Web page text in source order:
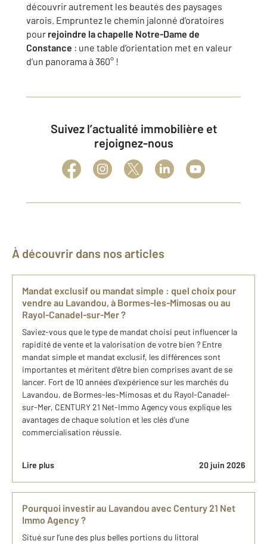
découvrir autrement les beautés des paysages
varois. Empruntez le chemin jalonné d’oratoires
pour rejoindre la chapelle Notre-Dame de
Constance : une table d’orientation met en valeur
d’un panorama à 360° !
Suivez l’actualité immobilière et
rejoignez-nous
À découvrir dans nos articles
Mandat exclusif ou mandat simple : quel choix pour
vendre au Lavandou, à Bormes-les-Mimosas ou au
Rayol-Canadel-sur-Mer ?
Saviez-vous que le type de mandat choisi peut influencer la
rapidité de vente et la valorisation de votre bien ? Entre
mandat simple et mandat exclusif, les différences sont
importantes et méritent d'être bien comprises avant de se
lancer. Fort de 10 années d'expérience sur les marchés du
Lavandou, de Bormes-les-Mimosas et du Rayol-Canadel-
sur-Mer, CENTURY 21 Net-Immo Agency vous explique les
avantages de chaque solution et les clés d'une
commercialisation réussie.
Lire plus 20 juin 2026
Pourquoi investir au Lavandou avec Century 21 Net
Immo Agency ?
Situé sur l’une des plus belles portions du littoral